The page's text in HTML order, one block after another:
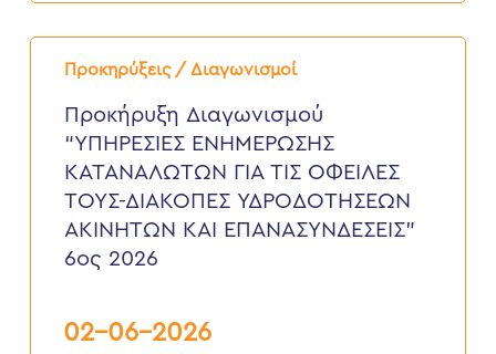
Προκηρύξεις / Διαγωνισμοί
Προκήρυξη
Διαγωνισμού
ΕΝΗΜΕΡΩΣΗΣ
ΚΑΤΑΝΑΛΩΤΩΝ
ΟΦΕΙΛΕΣ
ΤΟΥΣ-
ΔΙΑΚΟΠΕΣ
ΑΚΙΝΗΤΩΝ
2026
Προκήρυξη Διαγωνισμού
“ΥΠΗΡΕΣΙΕΣ ΕΝΗΜΕΡΩΣΗΣ
ΚΑΤΑΝΑΛΩΤΩΝ ΓΙΑ ΤΙΣ ΟΦΕΙΛΕΣ
ΤΟΥΣ-ΔΙΑΚΟΠΕΣ ΥΔΡΟΔΟΤΗΣΕΩΝ
ΑΚΙΝΗΤΩΝ ΚΑΙ ΕΠΑΝΑΣΥΝΔΕΣΕΙΣ”
6ος 2026
02-06-2026